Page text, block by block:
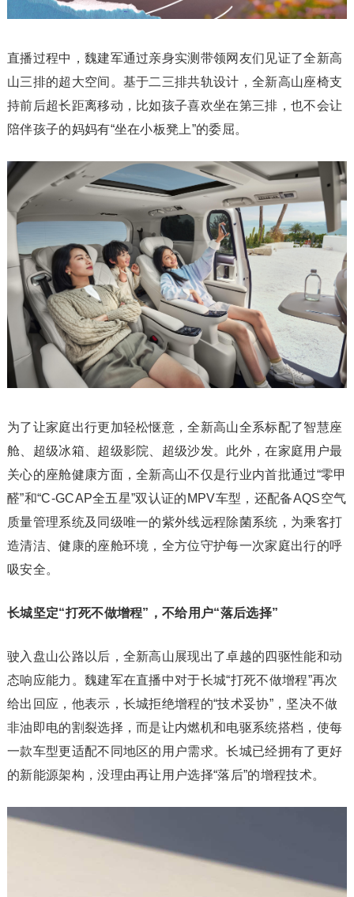
直播过程中，魏建军通过亲身实测带领网友们见证了全新高
山三排的超大空间。基于二三排共轨设计，全新高山座椅支
持前后超长距离移动，比如孩子喜欢坐在第三排，也不会让
陪伴孩子的妈妈有“坐在小板凳上”的委屈。
为了让家庭出行更加轻松惬意，全新高山全系标配了智慧座
舱、超级冰箱、超级影院、超级沙发。此外，在家庭用户最
关心的座舱健康方面，全新高山不仅是行业内首批通过“零甲
醛”和“C-GCAP全五星”双认证的MPV车型，还配备AQS空气
质量管理系统及同级唯一的紫外线远程除菌系统，为乘客打
造清洁、健康的座舱环境，全方位守护每一次家庭出行的呼
吸安全。
长城坚定“打死不做增程”，不给用户“落后选择”
驶入盘山公路以后，全新高山展现出了卓越的四驱性能和动
态响应能力。魏建军在直播中对于长城“打死不做增程”再次
给出回应，他表示，长城拒绝增程的“技术妥协”，坚决不做
非油即电的割裂选择，而是让内燃机和电驱系统搭档，使每
一款车型更适配不同地区的用户需求。长城已经拥有了更好
的新能源架构，没理由再让用户选择“落后”的增程技术。